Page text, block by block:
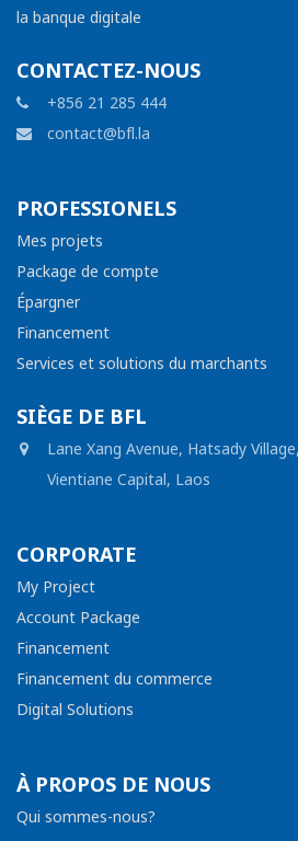
la banque digitale
CONTACTEZ-NOUS
+856 21 285 444
contact@bfl.la
PROFESSIONELS
Mes projets
Package de compte
Épargner
Financement
Services et solutions du marchants
SIÈGE DE BFL
Lane Xang Avenue, Hatsady
Vientiane Capital, Laos
CORPORATE
My Project
Account Package
Financement
Financement du commerce
Digital Solutions
À PROPOS DE NOUS
Qui sommes-nous?